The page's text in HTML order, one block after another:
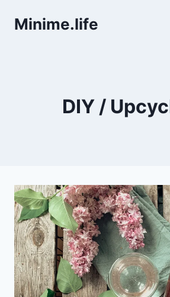
InhaltMinime.life
DIY /